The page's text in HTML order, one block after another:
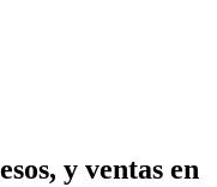
y ventas en